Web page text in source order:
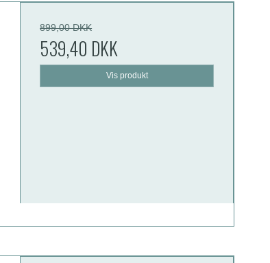
899,00 DKK
539,40 DKK
Vis produkt